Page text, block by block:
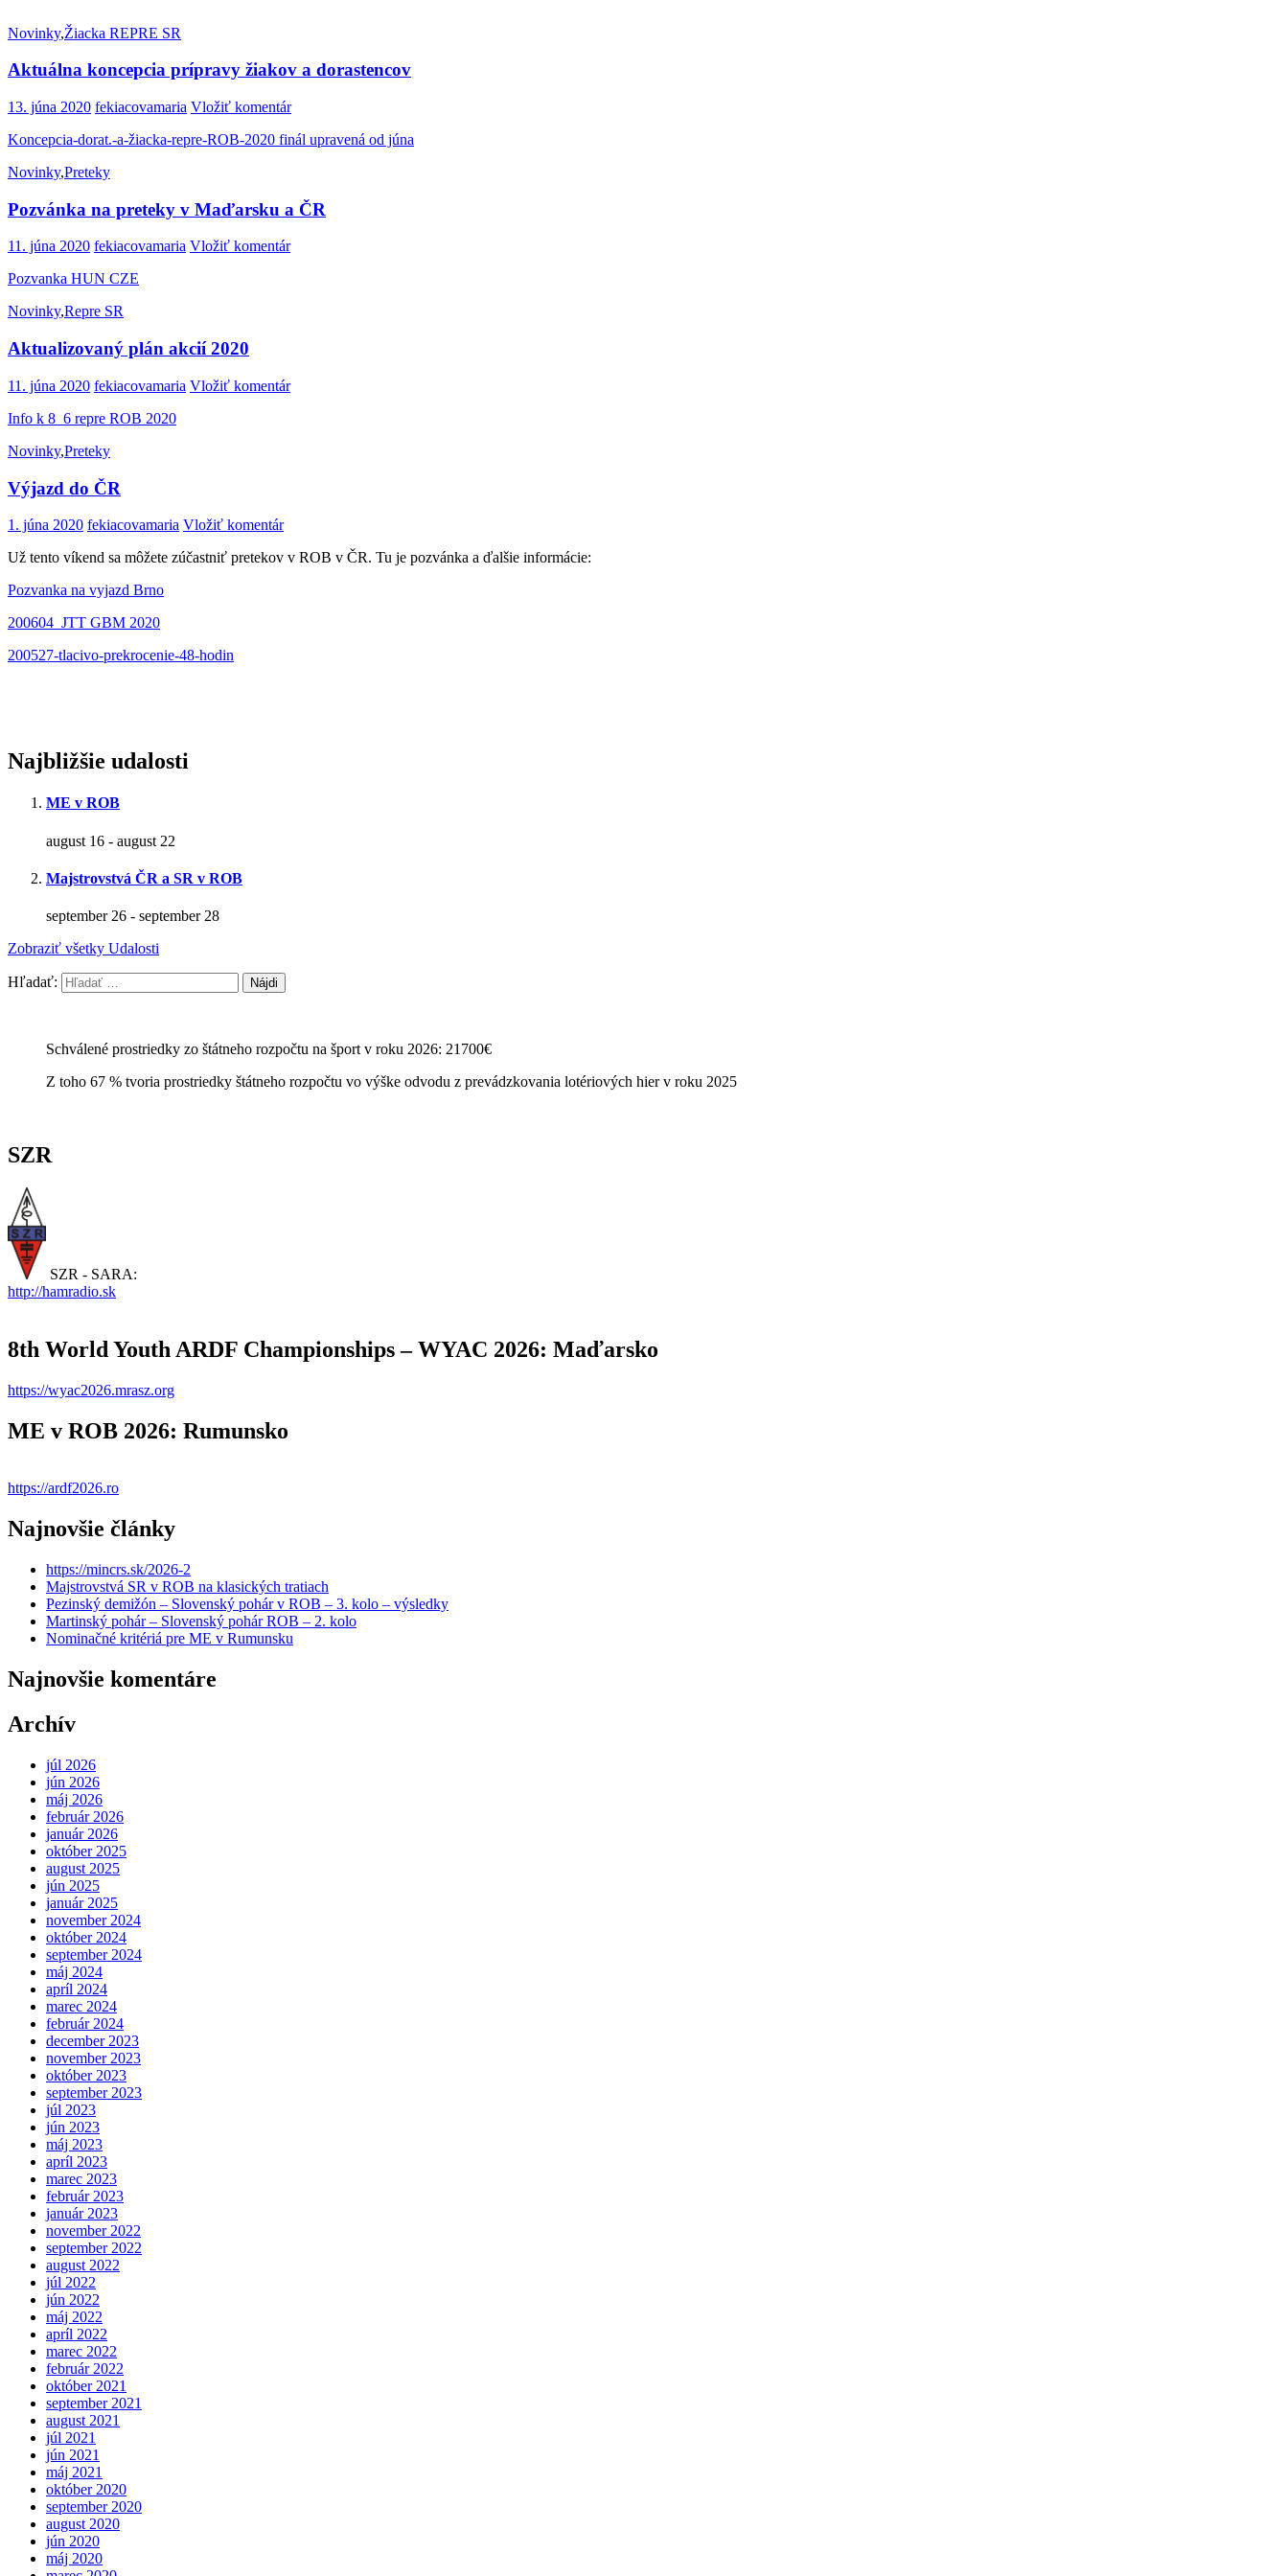
Novinky,Žiacka REPRE SR
Aktuálna koncepcia prípravy žiakov a dorastencov
13. júna 2020 fekiacovamaria Vložiť komentár
Koncepcia-dorat.-a-žiacka-repre-ROB-2020 finál upravená od júna
Novinky,Preteky
Pozvánka na preteky v Maďarsku a ČR
11. júna 2020 fekiacovamaria Vložiť komentár
Pozvanka HUN CZE
Novinky,Repre SR
Aktualizovaný plán akcií 2020
11. júna 2020 fekiacovamaria Vložiť komentár
Info k 8_6 repre ROB 2020
Novinky,Preteky
Výjazd do ČR
1. júna 2020 fekiacovamaria Vložiť komentár
Už tento víkend sa môžete zúčastniť pretekov v ROB v ČR. Tu je pozvánka a ďalšie informácie:
Pozvanka na vyjazd Brno
200604_JTT GBM 2020
200527-tlacivo-prekrocenie-48-hodin
Najbližšie udalosti
ME v ROB
august 16 - august 22
Majstrovstvá ČR a SR v ROB
september 26 - september 28
Zobraziť všetky Udalosti
Hľadať:
Schválené prostriedky zo štátneho rozpočtu na šport v roku 2026: 21700€
Z toho 67 % tvoria prostriedky štátneho rozpočtu vo výške odvodu z prevádzkovania lotériových hier v roku 2025
SZR
SZR - SARA:
http://hamradio.sk
8th World Youth ARDF Championships – WYAC 2026: Maďarsko
https://wyac2026.mrasz.org
ME v ROB 2026: Rumunsko
https://ardf2026.ro
Najnovšie články
https://mincrs.sk/2026-2
Majstrovstvá SR v ROB na klasických tratiach
Pezinský demižón – Slovenský pohár v ROB – 3. kolo – výsledky
Martinský pohár – Slovenský pohár ROB – 2. kolo
Nominačné kritériá pre ME v Rumunsku
Najnovšie komentáre
Archív
júl 2026
jún 2026
máj 2026
február 2026
január 2026
október 2025
august 2025
jún 2025
január 2025
november 2024
október 2024
september 2024
máj 2024
apríl 2024
marec 2024
február 2024
december 2023
november 2023
október 2023
september 2023
júl 2023
jún 2023
máj 2023
apríl 2023
marec 2023
február 2023
január 2023
november 2022
september 2022
august 2022
júl 2022
jún 2022
máj 2022
apríl 2022
marec 2022
február 2022
október 2021
september 2021
august 2021
júl 2021
jún 2021
máj 2021
október 2020
september 2020
august 2020
jún 2020
máj 2020